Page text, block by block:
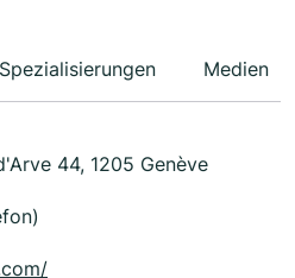
Spezialisierungen Medien
44, 1205 Genève